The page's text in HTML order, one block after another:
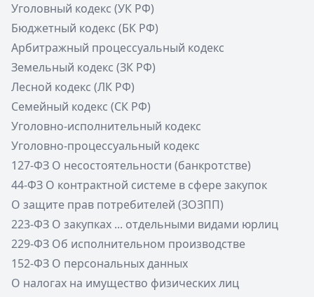
Уголовный кодекс (УК РФ)
Бюджетный кодекс (БК РФ)
Арбитражный процессуальный кодекс
Земельный кодекс (ЗК РФ)
Лесной кодекс (ЛК РФ)
Семейный кодекс (СК РФ)
Уголовно-исполнительный кодекс
Уголовно-процессуальный кодекс
127-ФЗ О несостоятельности (банкротстве)
44-ФЗ О контрактной системе в сфере закупок
О защите прав потребителей (ЗОЗПП)
223-ФЗ О закупках ... отдельными видами юрлиц
229-ФЗ Об исполнительном производстве
152-ФЗ О персональных данных
О налогах на имущество физических лиц